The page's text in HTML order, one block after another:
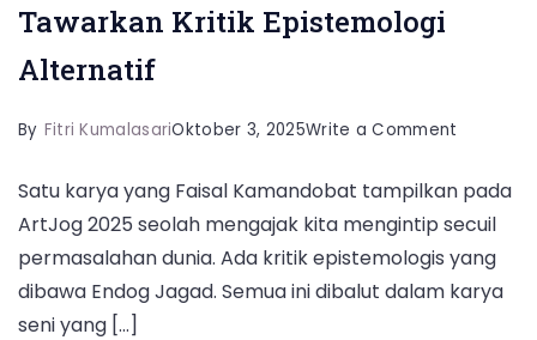
Tawarkan Kritik Epistemologi
Alternatif
By Fitri KumalasariOktober 3, 2025Write a Comment
Alam
Melalui
Endog
Jagad,
Satu karya yang Faisal Kamandobat tampilkan pada
ArtJog 2025 seolah mengajak kita mengintip secuil
permasalahan dunia. Ada kritik epistemologis yang
dibawa Endog Jagad. Semua ini dibalut dalam karya
seni yang […]